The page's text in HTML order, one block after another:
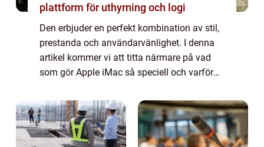
plattform för uthyrning och logi
Den erbjuder en perfekt kombination av stil,
prestanda och användarvänlighet. I denna
artikel kommer vi att titta närmare på vad
som gör Apple iMac så speciell och varför
yrkesverksamma och privatpersoner...